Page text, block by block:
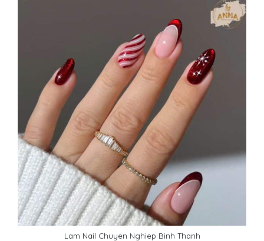
Lam Nail Chuyen Nghiep Binh Thanh